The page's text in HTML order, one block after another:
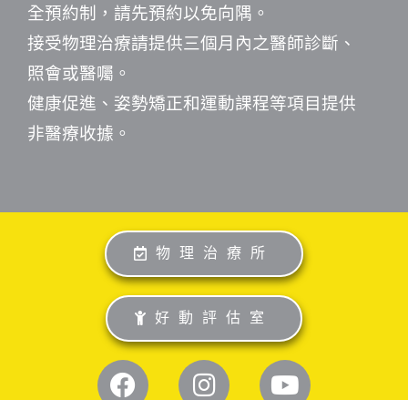
全預約制，請先預約以免向隅。
接受物理治療請提供三個月內之醫師診斷、
照會或醫囑。
健康促進、姿勢矯正和運動課程等項目提供
非醫療收據。
物理治療所
好動評估室